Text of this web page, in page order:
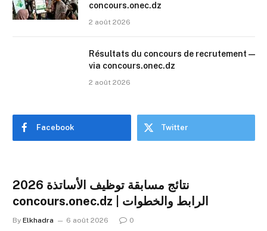
concours.onec.dz
2 août 2026
Résultats du concours de recrutement —
via concours.onec.dz
2 août 2026
Facebook Twitter
نتائج مسابقة توظيف الأساتذة 2026
concours.onec.dz | الرابط والخطوات
By Elkhadra 6 août 2026 0